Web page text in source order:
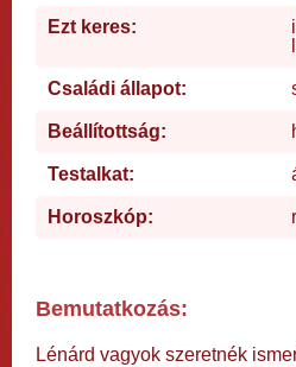
Ezt keres:
Családi állapot:
Beállítottság:
Testalkat:
Horoszkóp:
Bemutatkozás:
Lénárd vagyok szeretnék